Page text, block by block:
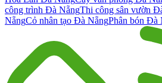
công trình Đà NẵngThi công sân vườn
NẵngCỏ nhân tạo Đà NẵngPhân bón Đà